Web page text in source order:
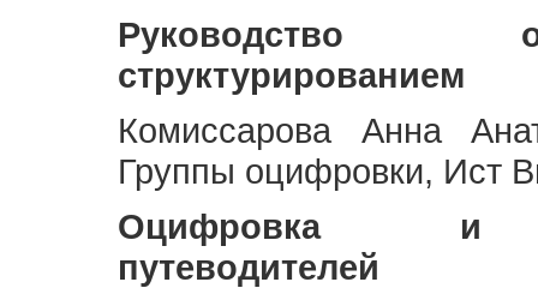
Руководство
структурированием
Комиссарова Анна
Группы оцифровки, Ист
Оцифровка и
путеводителей